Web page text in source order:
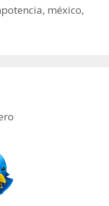
, méxico,